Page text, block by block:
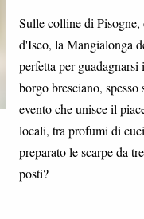
Sulle colline di
d'Iseo, la Mangialonga
perfetta per
borgo bresciano,
evento che unisce il
locali, tra profumi di
preparato le scarpe da
posti?